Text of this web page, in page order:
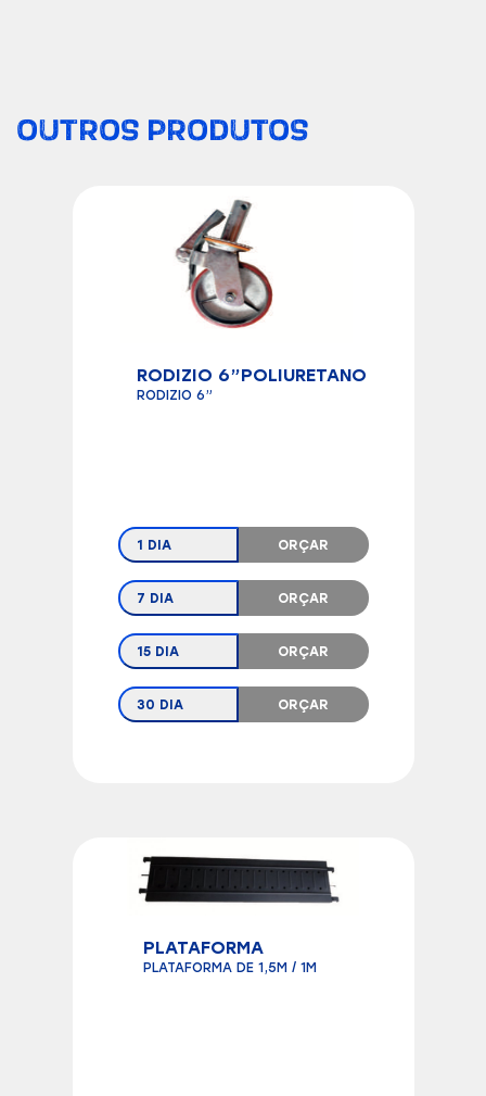
OUTROS PRODUTOS
RODIZIO 6”POLIURETANO
RODIZIO 6”
1 DIA ORÇAR
7 DIA ORÇAR
15 DIA ORÇAR
30 DIA ORÇAR
PLATAFORMA
PLATAFORMA DE 1,5M / 1M